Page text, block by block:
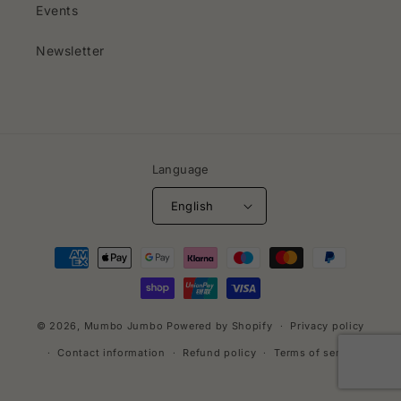
Events
Newsletter
Language
English
Payment
methods
© 2026, Mumbo Jumbo Powered by Shopify Privacy policy
Contact information Refund policy Terms of service